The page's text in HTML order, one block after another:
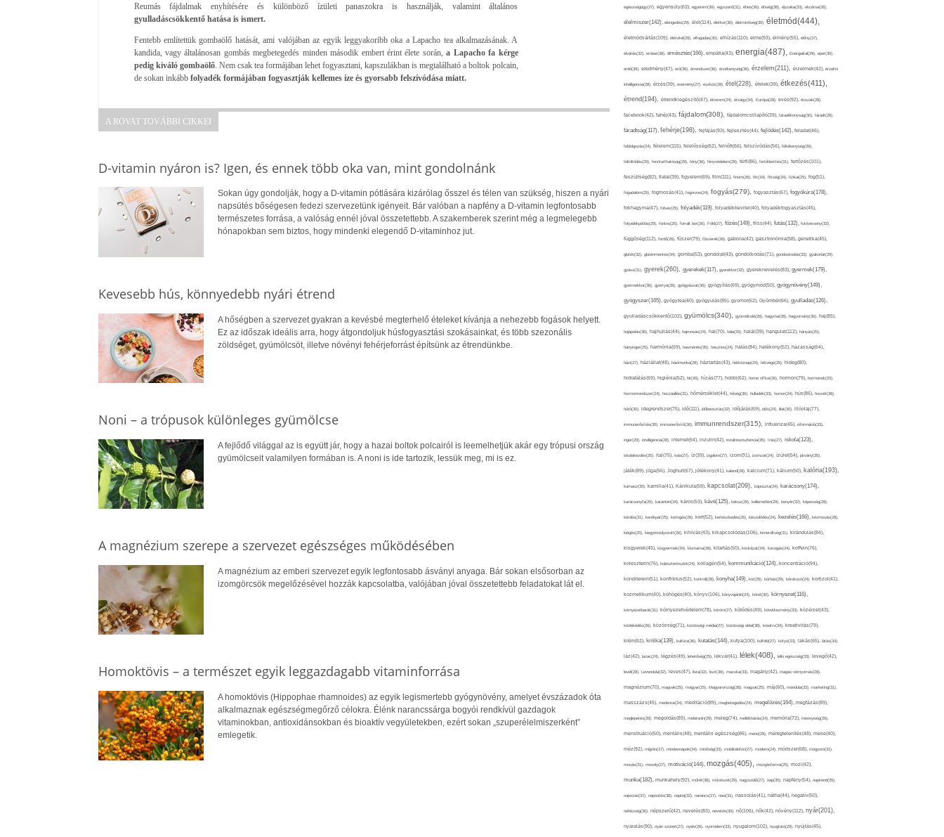
Reumás fájdalmak enyhítésére és különböző ízületi panaszokra is használják, valamint általános
gyulladáscsökkentő hatása is ismert.
Fentebb említettük gombaölő hatását, ami valójában az egyik leggyakoribb oka a Lapacho tea alkalmazásának. A
kandida, vagy általánosan gombás megbetegedés minden második embert érint élete során,a Lapacho fa kérge
pedig kiváló gombaölő. Nem csak tea formájában lehet fogyasztani, kapszulákban is megtalálható a boltok polcain,
de sokan inkább folyadék formájában fogyasztják kellemes íze és gyorsabb felszívódása miatt.
A ROVAT TOVÁBBI CIKKEI
D-vitamin nyáron is? Igen, és ennek több oka van, mint gondolnánk
Sokan úgy gondolják, hogy a D-vitamin pótlására kizárólag ősszel és télen van szükség, hiszen a nyári
napsütés bőségesen fedezi szervezetünk igényeit. Bár valóban a napfény a D-vitamin legfontosabb
természetes forrása, a valóság ennél jóval összetettebb. A szakemberek szerint még a legmelegebb
hónapokban sem biztos, hogy mindenki elegendő D-vitaminhoz jut.
Kevesebb hús, könnyedebb nyári étrend
A hőségben a szervezet gyakran a kevésbé megterhelő ételeket kívánja a nehezebb fogások helyett.
Ez az időszak ideális arra, hogy átgondoljuk húsfogyasztási szokásainkat, és több szezonális
zöldséget, gyümölcsöt, illetve növényi fehérjeforrást építsünk az étrendünkbe.
Noni – a trópusok különleges gyümölcse
A fejlődő világgal az is együtt jár, hogy a hazai boltok polcairól is leemelhetjük akár egy trópusi ország
gyümölcseit valamilyen formában is. A noni is ide tartozik, lessük meg, mi is ez.
A magnézium szerepe a szervezet egészséges működésében
A magnézium az emberi szervezet egyik legfontosabb ásványi anyaga. Bár sokan elsősorban az
izomgörcsök megelőzésével hozzák kapcsolatba, valójában jóval összetettebb feladatokat lát el.
Homoktövis – a természet egyik leggazdagabb vitaminforrása
A homoktövis (Hippophae rhamnoides) az egyik legismertebb gyógynövény, amelyet évszázadok óta
alkalmaznak egészségmegőrző célokra. Élénk narancssárga bogyói rendkívül gazdagok
vitaminokban, antioxidánsokban és bioaktív vegyületekben, ezért sokan „szuperélelmiszerként”
emlegetik.
egészségügy(27), egyensúly(63), egyetem(30), egyszerű(31), éhes(30), éhség(38), éjszaka(33), ekcéma(26),
élelmiszer(142), elengedés(29), élet(114), életkor(30), életminőség(30), életmód(444),
életmódváltás(109), életvitel(28), elfogadás(30), elhízás(110), elme(93), élmény(55), előny(37),
elvárás(32), ember(38), emésztés(166), empátia(43), energia(487), Energiaital(29), eper(30),
erdő(36), eredmény(47), erő(36), érrendszer(36), érzékenység(36), érzelem(211), érzelmek(42), érzelmi
intelligencia(28), érzés(39), esemény(27), eszköz(28), étel(228), ételek(39), étkezés(411),
étrend(194), étrendkiegészítő(47), étterem(24), étvágy(34), Európa(28), evés(92), évszak(28),
facebook(42), fahéj(43), fájdalom(308), fájdalomcsillapító(39), fáradékonyság(30), fáradt(28),
fáradtság(117), fehérje(198), fejfájás(93), fejlesztés(44), fejlődés(142), feladat(46),
feldolgozás(24), félelem(115), felelősség(62), felnőtt(66), felszívódás(56), féltékenység(26),
feltöltődés(29), fenntarthatóság(29), fény(36), fényvédelem(28), férfi(86), fertőtlenítés(31), fertőzés(101),
feszültség(82), fiatal(39), figyelem(69), film(111), finom(26), fitt(34), fittség(34), fizikai(25), fog(51),
fogadalom(25), fogmosás(41), fogorvos(24), fogyás(279), fogyasztás(67), fogyókúra(178),
fokhagyma(47), folsav(25), folyadék(119), folyadékbevitel(40), folyadékfogyasztás(45),
folyadékpótlás(29), fontos(25), forralt bor(26), Föld(27), főzés(149), friss(44), futás(132), futóverseny(32),
függőség(112), fürdő(26), fűszer(79), fűszerek(28), gabona(42), gasztronómia(58), genetika(45),
glutén(32), gluténmentes(34), gomba(53), gondolat(43), gondolkodás(71), gondoskodás(33), gyakorlat(29),
gyász(31), gyerek(260), gyerekek(117), gyerekkor(32), gyereknevelés(83), gyermek(179),
gyermekkor(36), gyertya(28), gyógyászat(36), gyógyítás(69), gyógymód(50), gyógynövény(149),
gyógyszer(165), gyógytea(40), gyógyulás(85), gyomor(62), Gyömbér(66), gyulladás(126),
gyulladáscsökkentő(102), gyümölcs(340), gyümölcslé(28), hagyma(28), hagyomány(36), haj(85),
hajápolás(36), hajhullás(44), hajmosás(24), hal(70), hála(25), halál(39), hangulat(112), hányás(25),
hányinger(25), harmónia(69), hasmenés(35), hasznos(24), hatás(84), hatékony(52), házasság(64),
házi(27), háziállat(48), házimunka(28), háztartás(43), hétköznap(24), hétvége(25), hideg(80),
hidratálás(69), higiénia(52), hit(26), hízás(77), hobbi(62), home office(26), hormon(79), hormonok(25),
hormonrendszer(24), hozzáállás(31), hőmérséklet(44), hőség(36), hulladék(33), humor(24), hús(86), húsvét(36),
hűtő(30), idegrendszer(75), idő(111), időbeosztás(32), időjárás(69), idős(24), illat(30), illóolaj(77),
immunerősítés(30), immunerősítő(36), immunrendszer(315), influenza(45), információ(33),
inger(29), intelligencia(28), internet(64), inzulin(42), inzulinrezisztencia(35), írás(27), iskola(123),
iskolakezdés(25), ital(75), ivás(27), íz(39), izgalom(27), izom(91), izomzat(24), ízület(54), járvány(35),
játék(89), jóga(56), Joghurt(67), jótékony(41), kaland(28), kalcium(71), kálium(50), kalória(193),
kamasz(30), kamilla(41), Kánikula(59), kapcsolat(209), káposzta(24), karácsony(174),
karácsonyfa(25), karantén(34), káros(53), kávé(125), keksz(29), kellemetlen(29), kenyér(32), képesség(28),
kérdés(31), kerékpár(25), keringés(26), kert(52), kertészkedés(26), készülődés(24), kezelés(166), kézmosás(28),
kiégés(25), kiegyensúlyozott(26), kihívás(43), kikapcsolódás(106), kimerültség(31), kirándulás(84),
kisgyerek(45), kisgyermek(34), kismama(38), kitartás(50), kockázat(34), kocogás(24), koffein(76),
koleszterin(76), koleszterinszint(24), kollagén(54), kommunikáció(124), koncentráció(94),
konditerem(51), konfliktus(52), kontroll(28), konyha(149), kór(25), kórház(29), kórokozó(24), kortizol(41),
kozmetikum(40), köhögés(40), könyv(106), könyvajánló(24), köret(30), környezet(116),
környezetbarát(31), környezetvédelem(78), köröm(27), kötődés(49), következmény(33), közérzet(43),
közlekedés(26), közösség(71), közösségi média(27), közösségi oldal(38), kreatív(34), kreativitás(79),
krém(62), kritika(139), kultúra(36), kutatás(144), kutya(100), külföld(27), kütyü(33), lakás(65), látás(34),
láz(42), lazac(24), légzés(49), lehetőség(25), lekvár(41), lélek(408), lelki egészség(33), levegő(42),
levél(28), Levendula(32), leves(47), lista(32), liszt(36), macska(33), magány(42), magas vérnyomás(28),
magnézium(70), magvak(25), magyar(25), Magyarország(28), magzat(25), máj(60), mandula(33), marketing(31),
masszázs(45), medence(24), meditáció(89), megbetegedés(24), megelőzés(164), megfázás(89),
meglepetés(28), megoldás(89), melatonin(29), meleg(74), mellékhatás(24), memória(72), mennyiség(26),
menstruáció(50), mentális(48), mentális egészség(86), menü(28), méregtelenítés(48), mese(40),
méz(92), migrén(27), mindennapok(34), minőség(33), mobiltelefon(27), modern(24), módszer(68), mogyoró(31),
mosás(31), mosoly(27), motiváció(144), mozgás(405), mozgásforma(25), mozi(42),
munka(182), munkahely(92), műtét(38), művészet(29), nagyszülő(27), nap(35), napfény(54), napirend(35),
napozás(37), napsütés(38), naptej(32), narancs(27), nasi(31), nassolás(41), nátha(44), negatív(50),
nehézség(36), népszerű(42), nevelés(83), nevetés(30), nő(106), nők(42), növény(112), nyár(201),
nyaralás(90), nyári szünet(27), nyelv(26), nyomelem(33), nyugalom(102), nyugtató(29), nyújtás(45),